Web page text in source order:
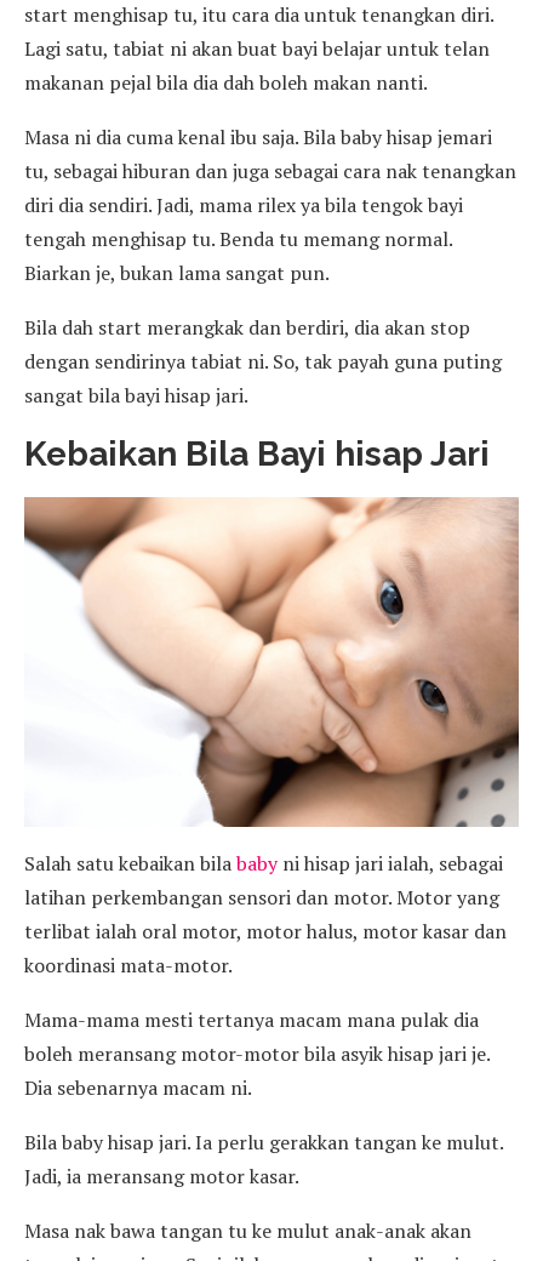
start menghisap tu, itu cara dia untuk tenangkan diri.
Lagi satu, tabiat ni akan buat bayi belajar untuk telan
makanan pejal bila dia dah boleh makan nanti.
Masa ni dia cuma kenal ibu saja. Bila baby hisap jemari
tu, sebagai hiburan dan juga sebagai cara nak tenangkan
diri dia sendiri. Jadi, mama rilex ya bila tengok bayi
tengah menghisap tu. Benda tu memang normal.
Biarkan je, bukan lama sangat pun.
Bila dah start merangkak dan berdiri, dia akan stop
dengan sendirinya tabiat ni. So, tak payah guna puting
sangat bila bayi hisap jari.
Kebaikan Bila Bayi hisap Jari
Salah satu kebaikan bilababyni hisap jari ialah, sebagai
latihan perkembangan sensori dan motor. Motor yang
terlibat ialah oral motor, motor halus, motor kasar dan
koordinasi mata-motor.
Mama-mama mesti tertanya macam mana pulak dia
boleh meransang motor-motor bila asyik hisap jari je.
Dia sebenarnya macam ni.
Bila baby hisap jari. Ia perlu gerakkan tangan ke mulut.
Jadi, ia meransang motor kasar.
Masa nak bawa tangan tu ke mulut anak-anak akan